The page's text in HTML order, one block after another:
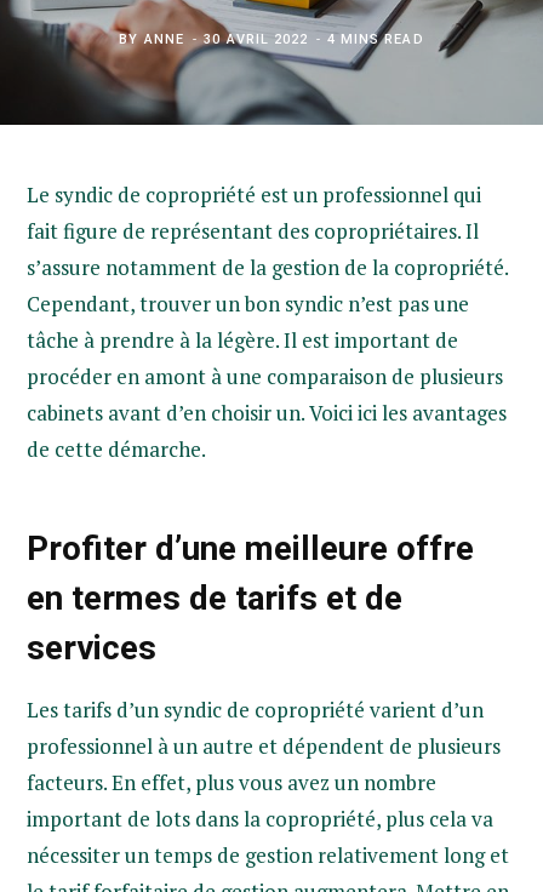
BYANNE 30 AVRIL 2022 4 MINS READ
Le syndic de copropriété est un professionnel qui
fait figure de représentant des copropriétaires. Il
s’assure notamment de la gestion de la copropriété.
Cependant, trouver un bon syndic n’est pas une
tâche à prendre à la légère. Il est important de
procéder en amont à une comparaison de plusieurs
cabinets avant d’en choisir un. Voici ici les avantages
de cette démarche.
Profiter d’une meilleure offre
en termes de tarifs et de
services
Les tarifs d’un syndic de copropriété varient d’un
professionnel à un autre et dépendent de plusieurs
facteurs. En effet, plus vous avez un nombre
important de lots dans la copropriété, plus cela va
nécessiter un temps de gestion relativement long et